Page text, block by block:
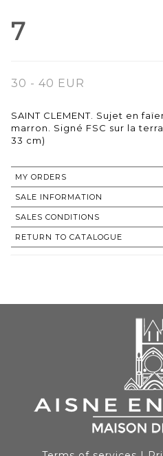
7
30 - 40 EUR
SAINT CLEMENT. Sujet en
marron. Signé FSC sur la
33 cm)
MY ORDERS
SALE INFORMATION
SALES CONDITIONS
RETURN TO CATALOGUE